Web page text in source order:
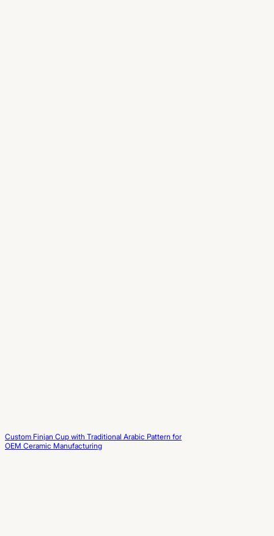
Custom Finjan Cup with Traditional Arabic Pattern for
OEM Ceramic Manufacturing